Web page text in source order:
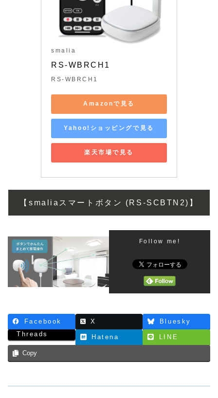
smalia
RS-WBRCH1
RS-WBRCH1
Amazonで見る
Yahoo!ショッピングで見る
楽天市場で見る
【smaliaスマートボタン (RS-SCBTN2)】
Follow me!
Facebook X
Bluesky
Threads
Hatena LINE
Copy